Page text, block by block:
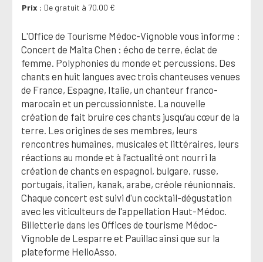
Prix
De gratuit à 70.00 €
L'Office de Tourisme Médoc-Vignoble vous informe :
Concert de Maita Chen : écho de terre, éclat de
femme. Polyphonies du monde et percussions. Des
chants en huit langues avec trois chanteuses venues
de France, Espagne, Italie, un chanteur franco-
marocain et un percussionniste. La nouvelle
création de fait bruire ces chants jusqu’au cœur de la
terre. Les origines de ses membres, leurs
rencontres humaines, musicales et littéraires, leurs
réactions au monde et à l’actualité ont nourri la
création de chants en espagnol, bulgare, russe,
portugais, italien, kanak, arabe, créole réunionnais.
Chaque concert est suivi d'un cocktail-dégustation
avec les viticulteurs de l'appellation Haut-Médoc.
Billetterie dans les Offices de tourisme Médoc-
Vignoble de Lesparre et Pauillac ainsi que sur la
plateforme HelloAsso.